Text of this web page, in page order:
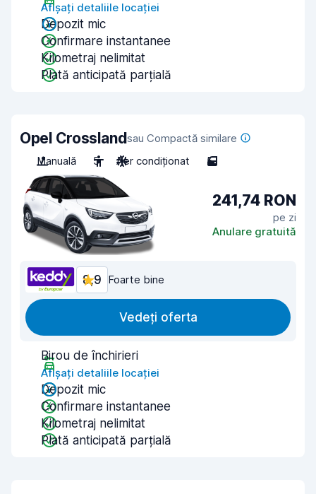
Afișați detaliile locației
Depozit mic
Confirmare instantanee
Kilometraj nelimitat
Plată anticipată parțială
Opel Crosslandsau Compactă similare
Manuală
5 Aer condiționat 5
241,74 RON
pe zi
Anulare gratuită
8,9 Foarte bine
Vedeți oferta
Birou de închirieri
Afișați detaliile locației
Depozit mic
Confirmare instantanee
Kilometraj nelimitat
Plată anticipată parțială